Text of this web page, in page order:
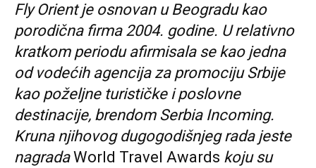
Fly Orient je osnovan u Beogradu kao
porodična firma 2004. godine. U relativno
kratkom periodu afirmisala se kao jedna
od vodećih agencija za promociju Srbije
kao poželjne turističke i poslovne
destinacije, brendom Serbia Incoming.
Kruna njihovog dugogodišnjeg rada jeste
nagradaWorld Travel Awards koju su